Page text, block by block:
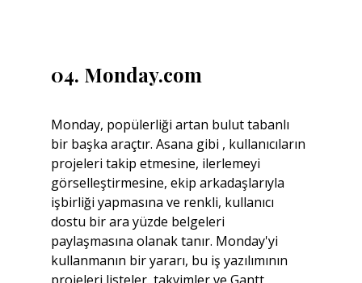
04. Monday.com
Monday, popülerliği artan bulut tabanlı
bir başka araçtır. Asana gibi , kullanıcıların
projeleri takip etmesine, ilerlemeyi
görselleştirmesine, ekip arkadaşlarıyla
işbirliği yapmasına ve renkli, kullanıcı
dostu bir ara yüzde belgeleri
paylaşmasına olanak tanır. Monday'yi
kullanmanın bir yararı, bu iş yazılımının